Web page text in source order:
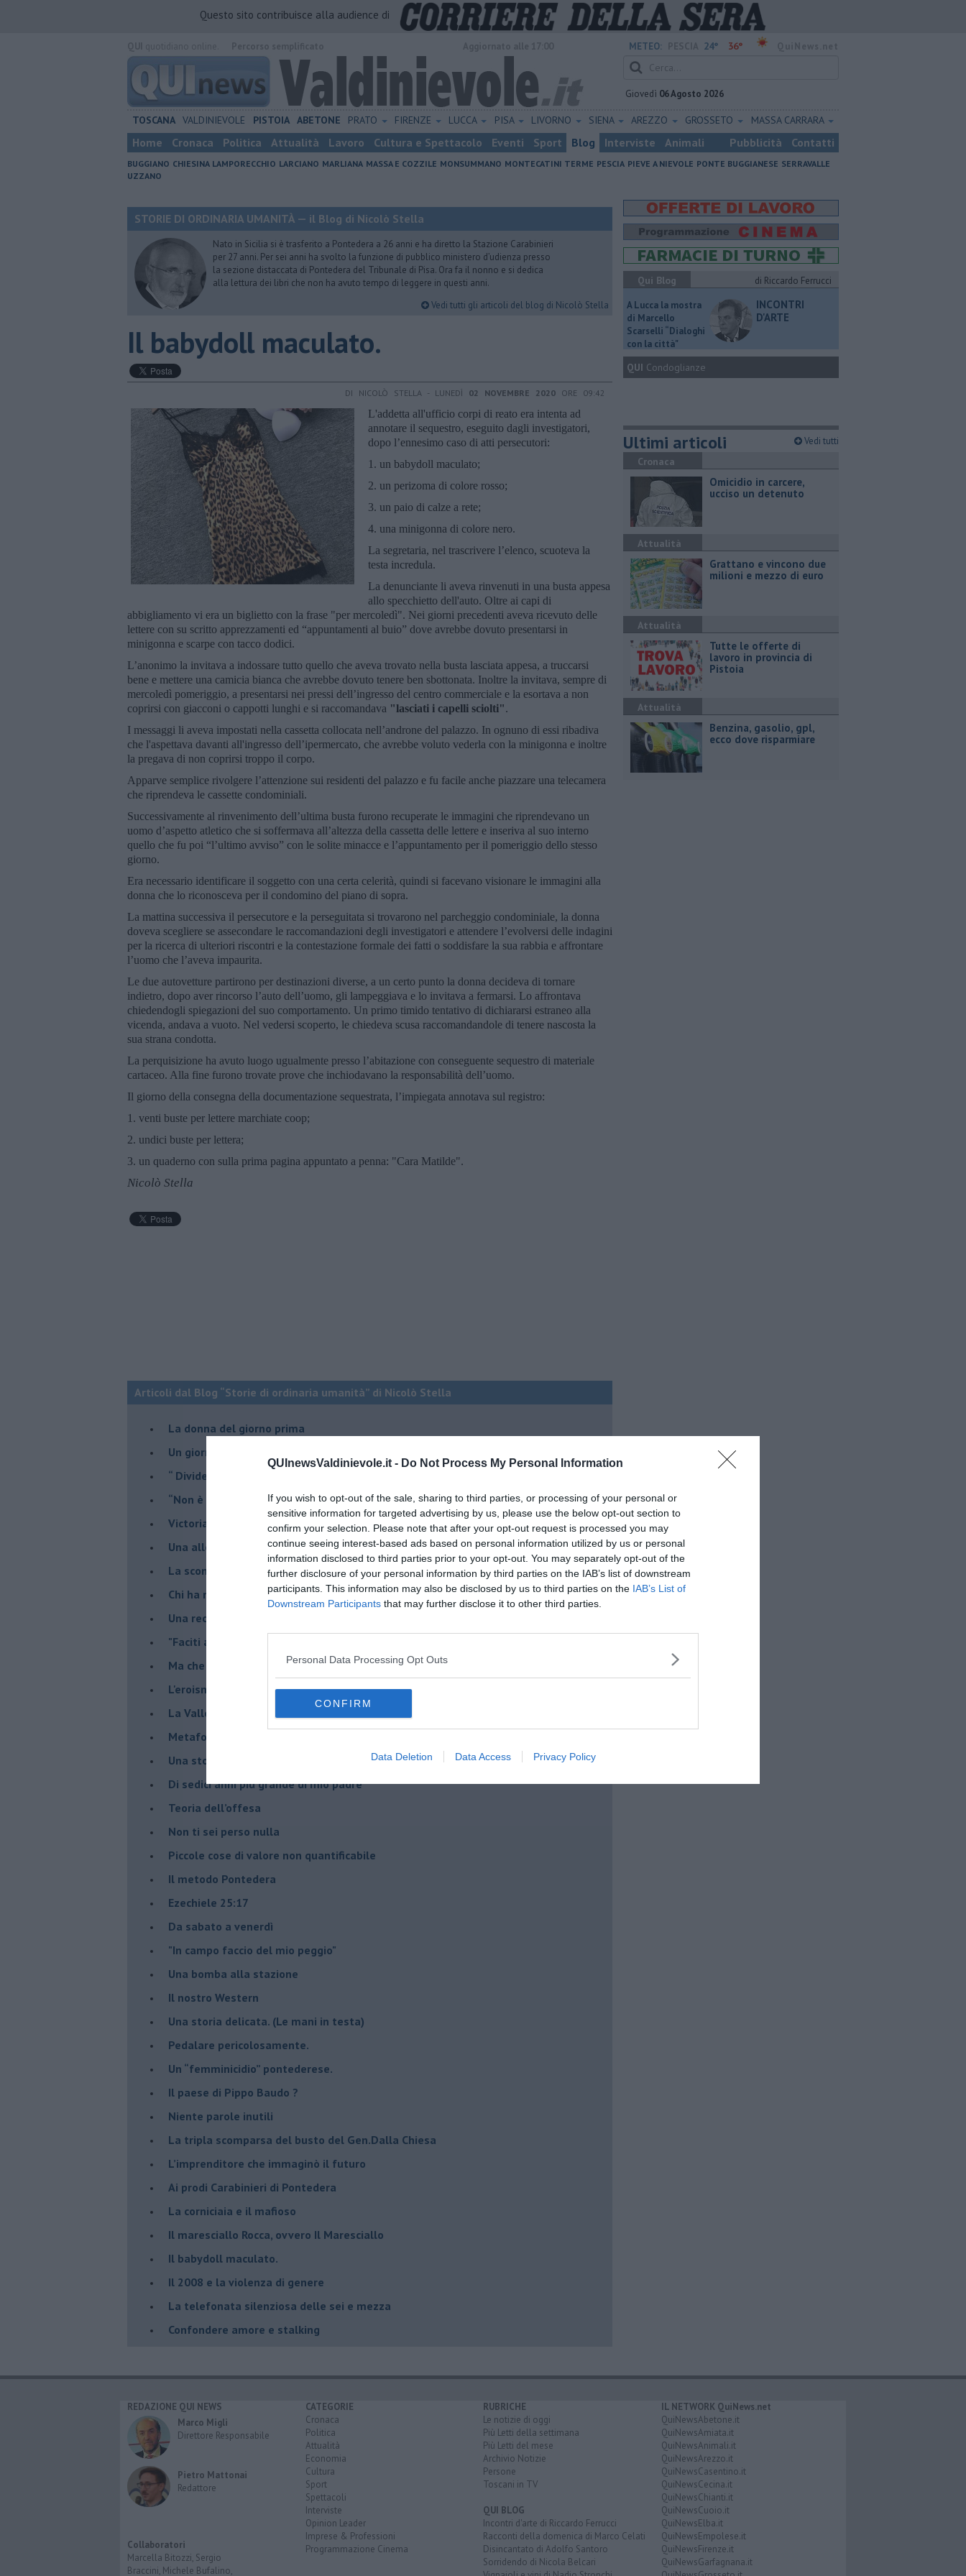
QUInewsValdinievole.it - Do Not Process My Personal Information
If you wish to opt-out of the sale, sharing to third parties, or processing of your personal or
sensitive information for targeted advertising by us, please use the below opt-out section to
confirm your selection. Please note that after your opt-out request is processed you may
continue seeing interest-based ads based on personal information utilized by us or personal
information disclosed to third parties prior to your opt-out. You may separately opt-out of the
further disclosure of your personal information by third parties on the IAB’s list of downstream
participants. This information may also be disclosed by us to third parties on the IAB’s List of
Downstream Participants that may further disclose it to other third parties.
Personal Data Processing Opt Outs
CONFIRM
Data Deletion Data Access Privacy Policy
Questo sito contribuisce alla audience di
METEO: 24° 36°
Giovedì 06 Agosto 2026
TOSCANA VALDINIEVOLE PISTOIA ABETONE PRATO FIRENZE LUCCA PISA LIVORNO SIENA AREZZO GROSSETO MASSA CARRARA
Home Cronaca Politica Attualità Lavoro Cultura e Spettacolo Eventi Sport Blog Interviste Animali Pubblicità Contatti
BUGGIANO CHIESINA LAMPORECCHIO LARCIANO MARLIANA MASSA E COZZILE MONSUMMANO MONTECATINI TERME PESCIA PIEVE A NIEVOLE PONTE BUGGIANESE SERRAVALLE
UZZANO
STORIE DI ORDINARIA UMANITÀ — il Blog di Nicolò Stella
Nato in Sicilia si è trasferito a Pontedera a 26 anni e ha diretto la Stazione Carabinieri
per 27 anni. Per sei anni ha svolto la funzione di pubblico ministero d’udienza presso
la sezione distaccata di Pontedera del Tribunale di Pisa. Ora fa il nonno e si dedica
alla lettura dei libri che non ha avuto tempo di leggere in questi anni.
Vedi tutti gli articoli del blog di Nicolò Stella
​Il babydoll maculato.
DI NICOLÒ STELLA - LUNEDÌ 02 NOVEMBRE 2020 ORE 09:42
L'addetta all'ufficio corpi di reato era intenta ad
annotare il sequestro, eseguito dagli investigatori,
dopo l’ennesimo caso di atti persecutori:
1. un babydoll maculato;
2. un perizoma di colore rosso;
3. un paio di calze a rete;
4. una minigonna di colore nero.
La segretaria, nel trascrivere l’elenco, scuoteva la
testa incredula.
La denunciante li aveva rinvenuti in una busta appesa
allo specchietto dell'auto. Oltre ai capi di
abbigliamento vi era un biglietto con la frase "per mercoledì". Nei giorni precedenti aveva ricevuto delle
lettere con su scritto apprezzamenti ed “appuntamenti al buio” dove avrebbe dovuto presentarsi in
minigonna e scarpe con tacco dodici.
L’anonimo la invitava a indossare tutto quello che aveva trovato nella busta lasciata appesa, a truccarsi
bene e mettere una camicia bianca che avrebbe dovuto tenere ben sbottonata. Inoltre la invitava, sempre di
mercoledì pomeriggio, a presentarsi nei pressi dell’ingresso del centro commerciale e la esortava a non
coprirsi con giacconi o cappotti lunghi e si raccomandava "lasciati i capelli sciolti".
I messaggi li aveva impostati nella cassetta collocata nell’androne del palazzo. In ognuno di essi ribadiva
che l'aspettava davanti all'ingresso dell’ipermercato, che avrebbe voluto vederla con la minigonna e inoltre
la pregava di non coprirsi troppo il corpo.
Apparve semplice rivolgere l’attenzione sui residenti del palazzo e fu facile anche piazzare una telecamera
che riprendeva le cassette condominiali.
Successivamente al rinvenimento dell’ultima busta furono recuperate le immagini che riprendevano un
uomo d’aspetto atletico che si soffermava all’altezza della cassetta delle lettere e inseriva al suo interno
quello che fu poi “l’ultimo avviso” con le solite minacce e l’appuntamento per il pomeriggio dello stesso
giorno.
Era necessario identificare il soggetto con una certa celerità, quindi si facevano visionare le immagini alla
donna che lo riconosceva per il condomino del piano di sopra.
La mattina successiva il persecutore e la perseguitata si trovarono nel parcheggio condominiale, la donna
doveva scegliere se assecondare le raccomandazioni degli investigatori e attendere l’evolversi delle indagini
per la ricerca di ulteriori riscontri e la contestazione formale dei fatti o soddisfare la sua rabbia e affrontare
l’uomo che l’aveva impaurita.
Le due autovetture partirono per destinazioni diverse, a un certo punto la donna decideva di tornare
indietro, dopo aver rincorso l’auto dell’uomo, gli lampeggiava e lo invitava a fermarsi. Lo affrontava
chiedendogli spiegazioni del suo comportamento. Un primo timido tentativo di dichiararsi estraneo alla
vicenda, andava a vuoto. Nel vedersi scoperto, le chiedeva scusa raccomandandole di tenere nascosta la
sua strana condotta.
La perquisizione ha avuto luogo ugualmente presso l’abitazione con conseguente sequestro di materiale
cartaceo. Alla fine furono trovate prove che inchiodavano la responsabilità dell’uomo.
Il giorno della consegna della documentazione sequestrata, l’impiegata annotava sul registro:
1. venti buste per lettere marchiate coop;
2. undici buste per lettera;
3. un quaderno con sulla prima pagina appuntato a penna: "Cara Matilde".
Nicolò Stella
Articoli dal Blog “Storie di ordinaria umanità” di Nicolò Stella
​La donna del giorno prima
​Un giorno come un altro.
​“ Divide et impera”. Un'inchiesta delegata.
“Non è di nostra competenza”
​Victoria e le altre
Una allegoria di fine estate
La scomparsa dei revisori dei conti
Chi ha messo l'organico nell'indifferenziata?
Una recensione, "Il cielo sopra Varramista"
​"Faciti ammuina"
Ma che banda è questa!
L'eroismo della normalità
​La Valle dei destini incrociati
Metafore
​Una storia per Natale
​Di sedici anni più grande di mio padre
Teoria dell’offesa
​Non ti sei perso nulla
​Piccole cose di valore non quantificabile
​Il metodo Pontedera
​Ezechiele 25:17
Da sabato a venerdì
"In campo faccio del mio peggio"
Una bomba alla stazione
Il nostro Western
Una storia delicata. (Le mani in testa)
Pedalare pericolosamente.
Un “femminicidio” pontederese.
Il paese di Pippo Baudo ?
Niente parole inutili
La tripla scomparsa del busto del Gen.Dalla Chiesa
​L’imprenditore che immaginò il futuro
Ai prodi Carabinieri di Pontedera
​La corniciaia e il mafioso
Il maresciallo Rocca, ovvero Il Maresciallo
​Il babydoll maculato.
​Il 2008 e la violenza di genere
La telefonata silenziosa delle sei e mezza
​Confondere amore e stalking
Qui Blog
di Riccardo Ferrucci
A Lucca la mostra
di Marcello
Scarselli “Dialoghi
con la città"
INCONTRI
D'ARTE
QUI Condoglianze
Ultimi articoli Vedi tutti
Cronaca
Omicidio in carcere,
ucciso un detenuto
Attualità
Grattano e vincono due
milioni e mezzo di euro
Attualità
​Tutte le offerte di
lavoro in provincia di
Pistoia
Attualità
​Benzina, gasolio, gpl,
ecco dove risparmiare
REDAZIONE QUI NEWS
Marco Migli
Direttore Responsabile
Pietro Mattonai
Redattore
Collaboratori
Marcella Bitozzi, Sergio
Braccini, Michele Bufalino,
CATEGORIE
Cronaca
Politica
Attualità
Economia
Cultura
Sport
Spettacoli
Interviste
Opinion Leader
Imprese & Professioni
Programmazione Cinema
RUBRICHE
Le notizie di oggi
Più Letti della settimana
Più Letti del mese
Archivio Notizie
Persone
Toscani in TV
QUI BLOG
Incontri d'arte di Riccardo Ferrucci
Racconti della domenica di Marco Celati
Disincantato di Adolfo Santoro
Sorridendo di Nicola Belcari
IL NETWORK QuiNews.net
QuiNewsAbetone.it
QuiNewsAmiata.it
QuiNewsAnimali.it
QuiNewsArezzo.it
QuiNewsCasentino.it
QuiNewsCecina.it
QuiNewsChianti.it
QuiNewsCuoio.it
QuiNewsElba.it
QuiNewsEmpolese.it
QuiNewsFirenze.it
QuiNewsGarfagnana.it